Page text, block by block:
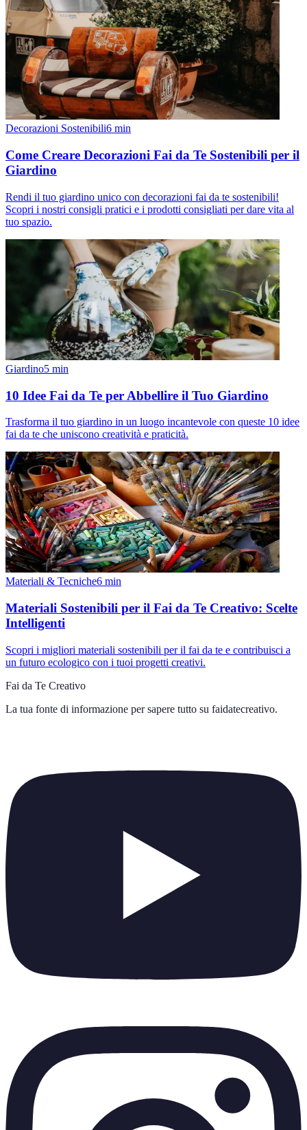
Decorazioni Sostenibili6 min
Come Creare Decorazioni Fai da Te Sostenibili per il
Giardino
Rendi il tuo giardino unico con decorazioni fai da te sostenibili!
Scopri i nostri consigli pratici e i prodotti consigliati per dare vita al
tuo spazio.
Giardino5 min
10 Idee Fai da Te per Abbellire il Tuo Giardino
Trasforma il tuo giardino in un luogo incantevole con queste 10 idee
fai da te che uniscono creatività e praticità.
Materiali & Tecniche6 min
Materiali Sostenibili per il Fai da Te Creativo: Scelte
Intelligenti
Scopri i migliori materiali sostenibili per il fai da te e contribuisci a
un futuro ecologico con i tuoi progetti creativi.
Fai da Te Creativo
La tua fonte di informazione per sapere tutto su faidatecreativo.